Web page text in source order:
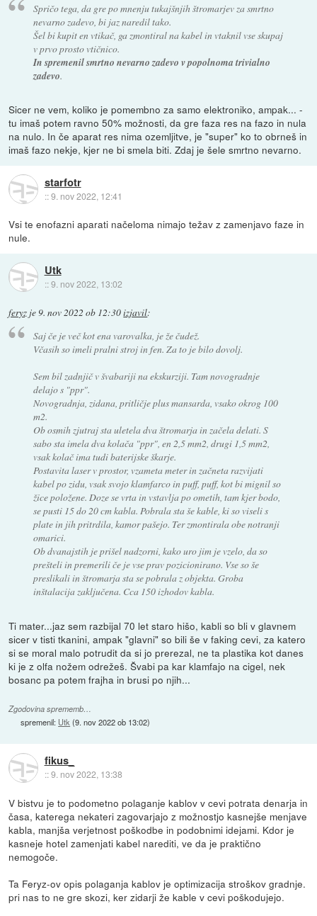
Spričo tega, da gre po mnenju tukajšnjih štromarjev za smrtno
nevarno zadevo, bi jaz naredil tako.
Šel bi kupit en vtikač, ga zmontiral na kabel in vtaknil vse skupaj
v prvo prosto vtičnico.
In spremenil smrtno nevarno zadevo v popolnoma trivialno
zadevo.
Sicer ne vem, koliko je pomembno za samo elektroniko, ampak... -
tu imaš potem ravno 50% možnosti, da gre faza res na fazo in nula
na nulo. In če aparat res nima ozemljitve, je "super" ko to obrneš in
imaš fazo nekje, kjer ne bi smela biti. Zdaj je šele smrtno nevarno.
starfotr
::9. nov 2022, 12:41
Vsi te enofazni aparati načeloma nimajo težav z zamenjavo faze in
nule.
Utk
::9. nov 2022, 13:02
feryz je 9. nov 2022 ob 12:30izjavil:
Saj če je več kot ena varovalka, je že čudež.
Včasih so imeli pralni stroj in fen. Za to je bilo dovolj.
Sem bil zadnjič v švabariji na ekskurziji. Tam novogradnje
delajo s "ppr".
Novogradnja, zidana, pritličje plus mansarda, vsako okrog 100
m2.
Ob osmih zjutraj sta uletela dva štromarja in začela delati. S
sabo sta imela dva kolača "ppr", en 2,5 mm2, drugi 1,5 mm2,
vsak kolač ima tudi baterijske škarje.
Postavita laser v prostor, vzameta meter in začneta razvijati
kabel po zidu, vsak svojo klamfarco in puff, puff, kot bi mignil so
žice položene. Doze se vrta in vstavlja po ometih, tam kjer bodo,
se pusti 15 do 20 cm kabla. Pobrala sta še kable, ki so viseli s
plate in jih pritrdila, kamor pašejo. Ter zmontirala obe notranji
omarici.
Ob dvanajstih je prišel nadzorni, kako uro jim je vzelo, da so
prešteli in premerili če je vse prav pozicionirano. Vse so še
preslikali in štromarja sta se pobrala z objekta. Groba
inštalacija zaključena. Cca 150 izhodov kabla.
Ti mater...jaz sem razbijal 70 let staro hišo, kabli so bli v glavnem
sicer v tisti tkanini, ampak "glavni" so bili še v faking cevi, za katero
si se moral malo potrudit da si jo prerezal, ne ta plastika kot danes
ki je z olfa nožem odrežeš. Švabi pa kar klamfajo na cigel, nek
bosanc pa potem frajha in brusi po njih...
Zgodovina sprememb…
spremenil: Utk (9. nov 2022 ob 13:02)
fikus_
::9. nov 2022, 13:38
V bistvu je to podometno polaganje kablov v cevi potrata denarja in
časa, katerega nekateri zagovarjajo z možnostjo kasnejše menjave
kabla, manjša verjetnost poškodbe in podobnimi idejami. Kdor je
kasneje hotel zamenjati kabel narediti, ve da je praktično
nemogoče.
Ta Feryz-ov opis polaganja kablov je optimizacija stroškov gradnje.
pri nas to ne gre skozi, ker zidarji že kable v cevi poškodujejo.